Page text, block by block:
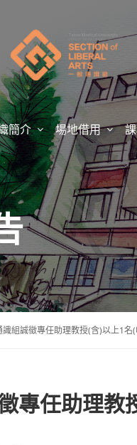
簡介 場地借用
識組誠徵專任助理教授(含)以上1名
專任助理